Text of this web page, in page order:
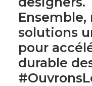
Ensemble,
solutions
pour
durable